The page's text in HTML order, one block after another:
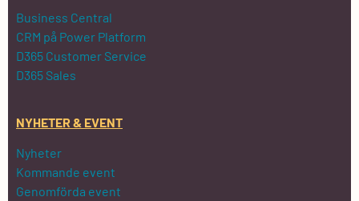
Business Central
CRM på Power Platform
D365 Customer Service
D365 Sales
NYHETER & EVENT
Nyheter
Kommande event
Genomförda event